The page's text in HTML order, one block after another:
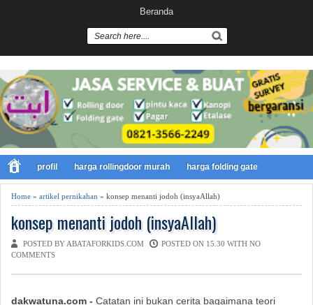
Beranda
profil harga rollingdoor murah harga folding gate
Home » artikel pernikahan » konsep menanti jodoh (insyaAllah)
konsep menanti jodoh (insyaAllah)
POSTED BY ABATAFORKIDS.COM POSTED ON 15.30 WITH NO
COMMENTS
dakwatuna.com - Catatan ini bukan cerita bagaimana teori